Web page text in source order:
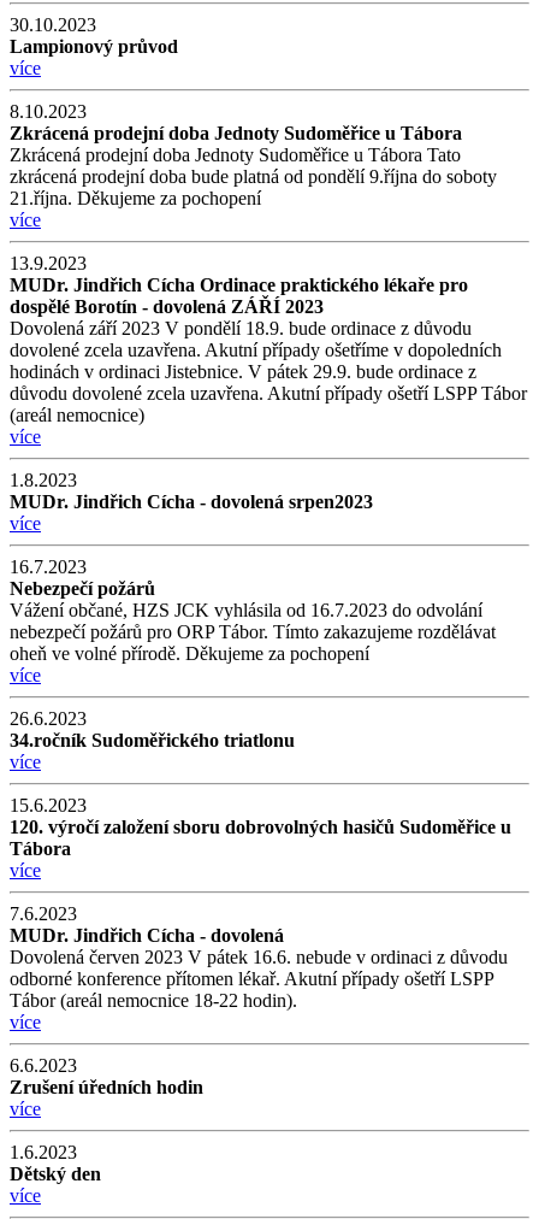
30.10.2023
Lampionový průvod
více
8.10.2023
Zkrácená prodejní doba Jednoty Sudoměřice u Tábora
Zkrácená prodejní doba Jednoty Sudoměřice u Tábora Tato
zkrácená prodejní doba bude platná od pondělí 9.října do soboty
21.října. Děkujeme za pochopení
více
13.9.2023
MUDr. Jindřich Cícha Ordinace praktického lékaře pro
dospělé Borotín - dovolená ZÁŘÍ 2023
Dovolená září 2023 V pondělí 18.9. bude ordinace z důvodu
dovolené zcela uzavřena. Akutní případy ošetříme v dopoledních
hodinách v ordinaci Jistebnice. V pátek 29.9. bude ordinace z
důvodu dovolené zcela uzavřena. Akutní případy ošetří LSPP Tábor
(areál nemocnice)
více
1.8.2023
MUDr. Jindřich Cícha - dovolená srpen2023
více
16.7.2023
Nebezpečí požárů
Vážení občané, HZS JCK vyhlásila od 16.7.2023 do odvolání
nebezpečí požárů pro ORP Tábor. Tímto zakazujeme rozdělávat
oheň ve volné přírodě. Děkujeme za pochopení
více
26.6.2023
34.ročník Sudoměřického triatlonu
více
15.6.2023
120. výročí založení sboru dobrovolných hasičů Sudoměřice u
Tábora
více
7.6.2023
MUDr. Jindřich Cícha - dovolená
Dovolená červen 2023 V pátek 16.6. nebude v ordinaci z důvodu
odborné konference přítomen lékař. Akutní případy ošetří LSPP
Tábor (areál nemocnice 18-22 hodin).
více
6.6.2023
Zrušení úředních hodin
více
1.6.2023
Dětský den
více